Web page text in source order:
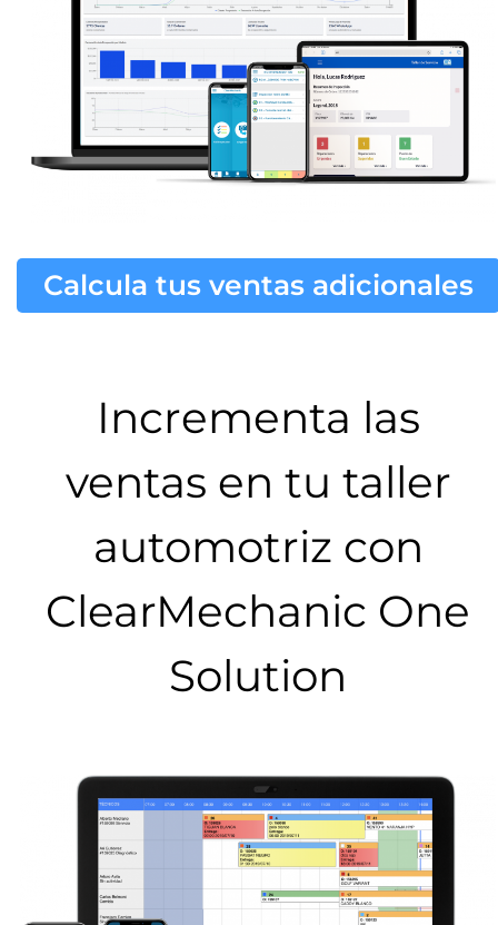
Calcula tus ventas adicionales
Incrementa las
ventas en tu taller
automotriz con
ClearMechanic One
Solution